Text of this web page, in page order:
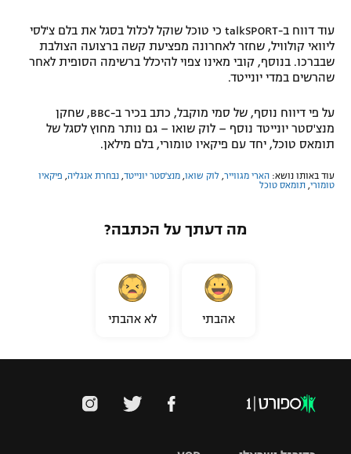
עוד דווח ב-talkSPORT כי טוכל שוקל לכלול בסגל את בלם צ'לסי
ליוואי קולוויל, שחזר לאחרונה מפציעת קשה ברצועה הצולבת
שבברכו. בנוסף, קובי מאינו צפוי להיכלל ברשימה הסופית לאחר
שהרשים במדי יונייטד.
על פי דיווח נוסף, של סמי מוקבל, כתב בכיר ב-BBC, שחקן
מנצ'סטר יונייטד נוסף – לוק שואו – גם נותר מחוץ לסגל של
תומאס טוכל, יחד עם פיקאיו טומורי, בלם מילאן.
עוד באותו נושא: הארי מגווייר לוק שואו מנצ'סטר יונייטד נבחרת אנגליה פיקאיו
טומורי תומאס טוכל
מה דעתך על הכתבה?
אהבתי לא אהבתי